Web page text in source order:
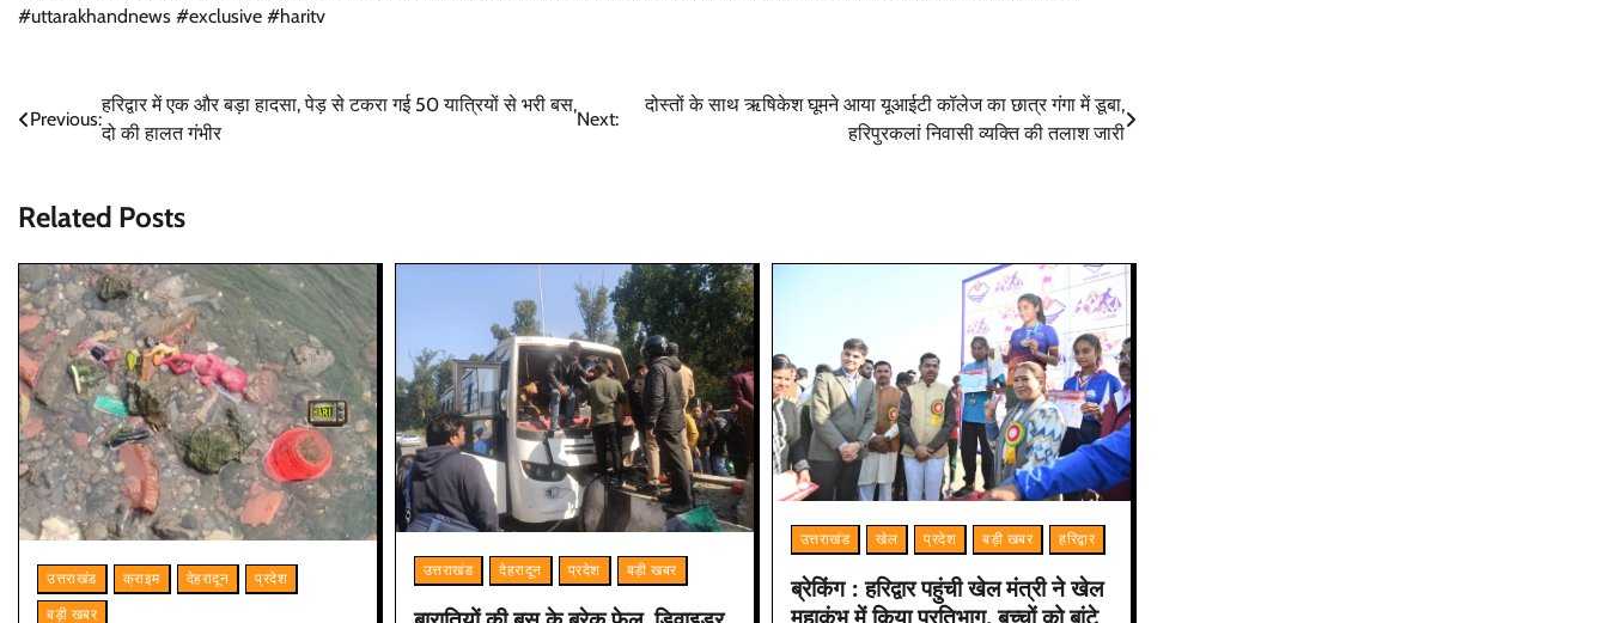
#uttarakhandnews #exclusive #haritv
Post
Previous:
हरिद्वार में एक और बड़ा हादसा, पेड़ से टकरा गई 50 यात्रियों से भरी बस,
दो की हालत गंभीर
Next:
दोस्तों के साथ ऋषिकेश घूमने आया यूआईटी कॉलेज का छात्र गंगा में डूबा,
हरिपुरकलां निवासी व्यक्ति की तलाश जारी
Related Posts
उत्तराखंड क्राइम देहरादून
प्रदेश
बड़ी खबर
उत्तराखंड देहरादून प्रदेश बड़ी खबर
उत्तराखंड खेल प्रदेश बड़ी खबर हरिद्वार
ब्रेकिंग : हरिद्वार पहुंची खेल मंत्री ने खेल
महाकुंभ में किया प्रतिभाग, बच्चों को बांटे